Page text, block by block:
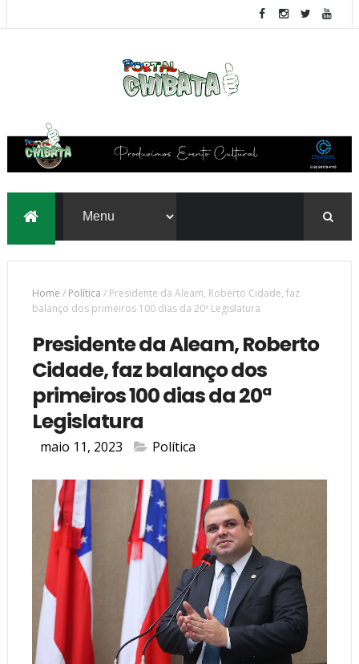
Home / Política / Presidente da Aleam, Roberto Cidade, faz
balanço dos primeiros 100 dias da 20ª Legislatura
Presidente da Aleam, Roberto
Cidade, faz balanço dos
primeiros 100 dias da 20ª
Legislatura
maio 11, 2023 Política